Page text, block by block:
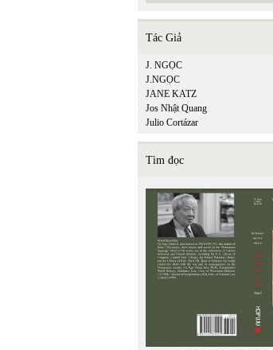
Tác Giả
J. NGỌC
J.NGỌC
JANE KATZ
Jos Nhật Quang
Julio Cortázar
Tìm đọc